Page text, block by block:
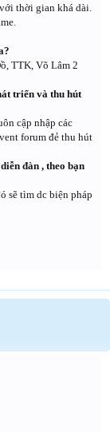
thời gian khá dài.
TTK, Võ Lâm 2
triển và thu hút
cập nhập các
forum đẻ thu hút
đàn , theo bạn
sẽ tìm dc biện pháp